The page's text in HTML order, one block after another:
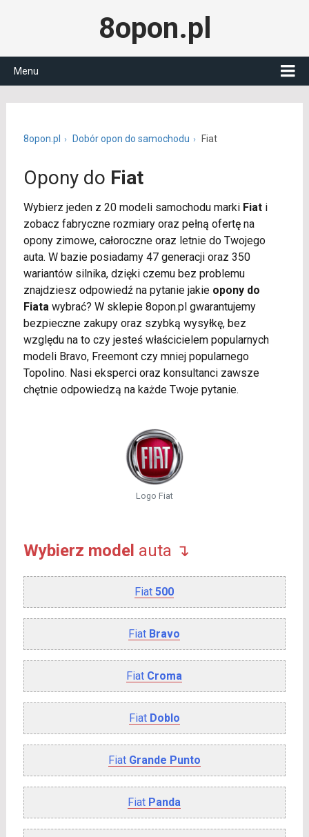
8opon.pl
Menu
8opon.pl Dobór opon do samochodu Fiat
Opony do Fiat
Logo Fiat
Wybierz jeden z 20 modeli samochodu marki Fiati
zobacz fabryczne rozmiary oraz pełną ofertę na
opony zimowe, całoroczne oraz letnie do Twojego
auta. W bazie posiadamy 47 generacji oraz 350
wariantów silnika, dzięki czemu bez problemu
znajdziesz odpowiedź na pytanie jakie opony do
Fiatawybrać? W sklepie 8opon.pl gwarantujemy
bezpieczne zakupy oraz szybką wysyłkę, bez
względu na to czy jesteś właścicielem popularnych
modeli Bravo, Freemont czy mniej popularnego
Topolino. Nasi eksperci oraz konsultanci zawsze
chętnie odpowiedzą na każde Twoje pytanie.
Wybierz model auta ↴
Fiat500
Fiat Bravo
Fiat Croma
Fiat Doblo
Fiat Grande Punto
Fiat Panda